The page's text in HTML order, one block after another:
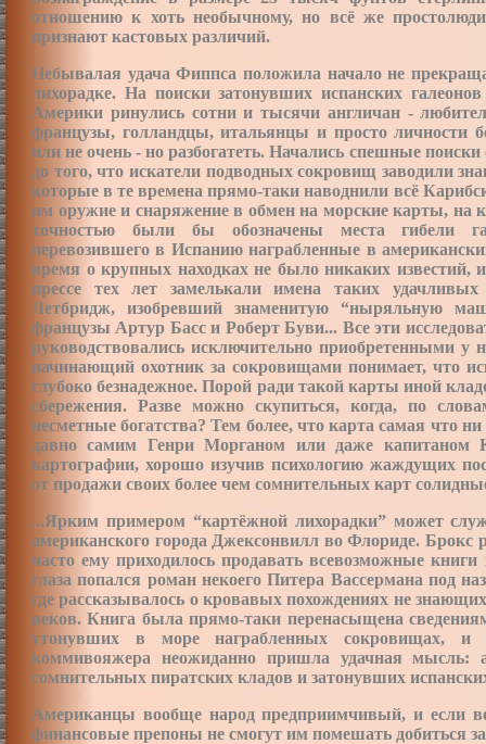
отношению к хоть необычному, но всё же
признают кастовых различий.
Небывалая удача Фиппса положила начало не
лихорадке. На поиски затонувших испанских
Америки ринулись сотни и тысячи англичан -
французы, голландцы, итальянцы и просто личности
или не очень - но разбогатеть. Начались спешные
до того, что искатели подводных сокровищ заводили
которые в те времена прямо-таки наводнили всё
им оружие и снаряжение в обмен на морские карты, на
точностью были бы обозначены места гибели
перевозившего в Испанию награбленные в
время о крупных находках не было никаких
прессе тех лет замелькали имена таких
Летбридж, изобревший знаменитую “ныряльную
французы Артур Басс и Роберт Буви... Все эти
руководствовались исключительно приобретенными у
начинающий охотник за сокровищами понимает, что
глубоко безнадежное. Порой ради такой карты иной
сбережения. Разве можно скупиться, когда, по
несметные богатства? Тем более, что карта самая что
давно самим Генри Морганом или даже капитаном
картографии, хорошо изучив психологию жаждущих
от продажи своих более чем сомнительных карт
...Ярким примером “картёжной лихорадки” может
американского города Джексонвилл во Флориде.
часто ему приходилось продавать всевозможные
глаза попался роман некоего Питера Вассермана под
где рассказывалось о кровавых похождениях не
веков. Книга была прямо-таки перенасыщена
утонувших в море награбленных сокровищах, и
коммивояжера неожиданно пришла удачная мысль:
сомнительных пиратских кладов и затонувших
Американцы вообще народ предприимчивый, и если
финансовые препоны не смогут им помешать добиться